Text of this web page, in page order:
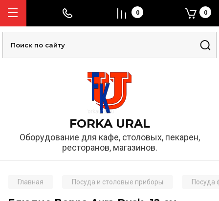
FORKA URAL
Оборудование для кафе, столовых, пекарен,
ресторанов, магазинов.
0 0
Главная Посуда и столовые приборы Посуда